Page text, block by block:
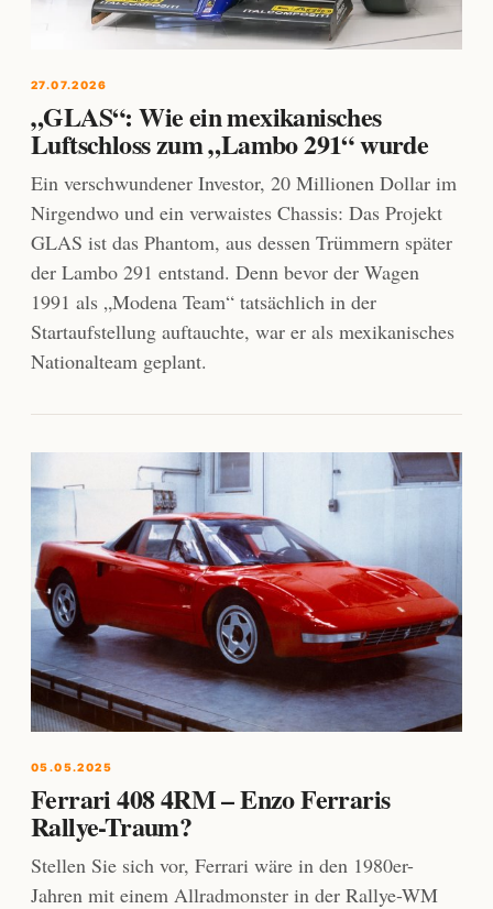
27.07.2026
„GLAS“: Wie ein mexikanisches
Luftschloss zum „Lambo 291“ wurde
Ein verschwundener Investor, 20 Millionen Dollar im
Nirgendwo und ein verwaistes Chassis: Das Projekt
GLAS ist das Phantom, aus dessen Trümmern später
der Lambo 291 entstand. Denn bevor der Wagen
1991 als „Modena Team“ tatsächlich in der
Startaufstellung auftauchte, war er als mexikanisches
Nationalteam geplant.
05.05.2025
Ferrari 408 4RM – Enzo Ferraris
Rallye-Traum?
Stellen Sie sich vor, Ferrari wäre in den 1980er-
Jahren mit einem Allradmonster in der Rallye-WM